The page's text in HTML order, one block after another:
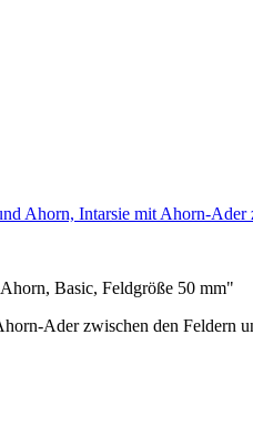
Ahorn, Intarsie mit Ahorn-
Basic, Feldgröße 50 mm"
Ader zwischen den Feldern